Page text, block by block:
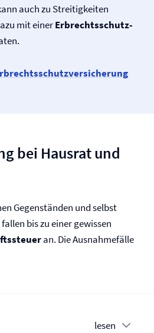
auch zu Streitigkeiten
mit einerErbrechts­­schutz­­­
bei Hausrat und
Gegenständen und selbst
bis zu einer gewissen
an. Die Ausnahmefälle
lesen